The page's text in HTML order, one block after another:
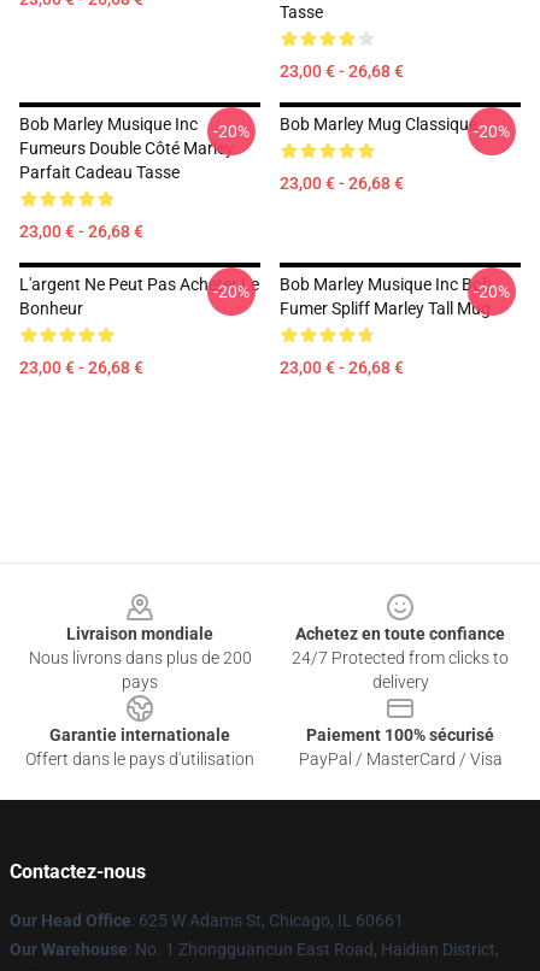
Tasse
23,00 € - 26,68 €
Bob Marley Musique Inc
Fumeurs Double Côté Marley
Parfait Cadeau Tasse
23,00 € - 26,68 €
-20% Bob Marley Mug Classique
23,00 € - 26,68 €
-20%
L'argent Ne Peut Pas Acheter Le
Bonheur
23,00 € - 26,68 €
-20%
Bob Marley Musique Inc Bob
Fumer Spliff Marley Tall Mug
23,00 € - 26,68 €
-20%
Livraison mondiale
Nous livrons dans plus de 200
pays
Achetez en toute confiance
24/7 Protected from clicks to
delivery
Garantie internationale
Offert dans le pays d'utilisation
Paiement 100% sécurisé
PayPal / MasterCard / Visa
Contactez-nous
Our Head Office: 625 W Adams St, Chicago, IL 60661
Our Warehouse: No. 1 Zhongguancun East Road, Haidian District,